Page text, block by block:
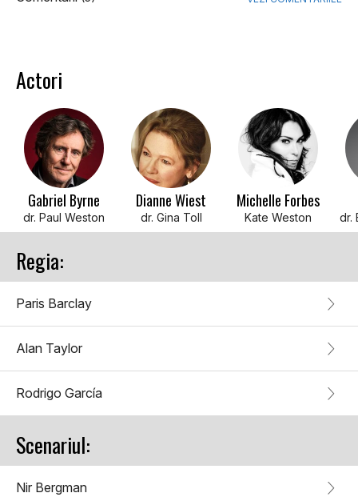
Actori
Gabriel Byrne
dr. Paul Weston
Dianne Wiest
dr. Gina Toll
Michelle Forbes
Kate Weston dr.
Regia:
Paris Barclay
Alan Taylor
Rodrigo García
Scenariul:
Nir Bergman